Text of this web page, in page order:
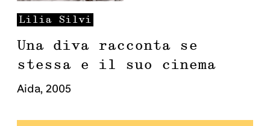
Lilia Silvi
Una diva racconta se
stessa e il suo cinema
Aida, 2005